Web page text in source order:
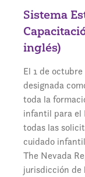
Sistema
inglés)
El 1 de
designada
toda la
infantil para el
todas las
cuidado
The Nevada
jurisdicción de